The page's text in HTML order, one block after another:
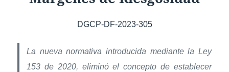
DGCP-DF-2023-305
La nueva normativa introducida mediante la Ley
153 de 2020, eliminó el concepto de establecer